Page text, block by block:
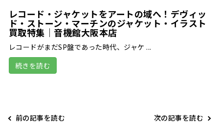
レコード・ジャケットをアートの域へ！デヴィッ
ド・ストーン・マーチンのジャケット・イラスト
買取特集｜音機館大阪本店
レコードがまだSP盤であった時代、ジャケ ...
続きを読む
前の記事を読む 次の記事を読む